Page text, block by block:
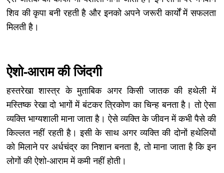
शिव की कृपा बनी रहती है और इनको अपने जरूरी कार्यों में सफलता
मिलती है।
ऐशो-आराम की जिंदगी
हस्तरेखा शास्त्र के मुताबिक अगर किसी जातक की हथेली में
मस्तिष्क रेखा दो भागों में बंटकर त्रिकोण का चिन्ह बनता है। तो ऐसा
व्यक्ति भाग्यशाली माना जाता है। ऐसे व्यक्ति के जीवन में कभी पैसे की
किल्लत नहीं रहती है। इसी के साथ अगर व्यक्ति की दोनों हथेलियों
को मिलाने पर अर्धचंद्र का निशान बनता है, तो माना जाता है कि इन
लोगों की ऐशो-आराम में कमी नहीं होती।